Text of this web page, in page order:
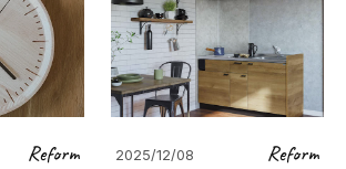
Reform 2025/12/08 Reform